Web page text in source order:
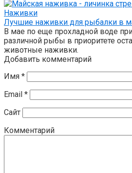
Наживки
Лучшие наживки для рыбалки в
В мае по еще прохладной воде
раз­личной рыбы в приоритете
животные наживки.
Добавить комментарий
Имя *
Email *
Сайт
Комментарий